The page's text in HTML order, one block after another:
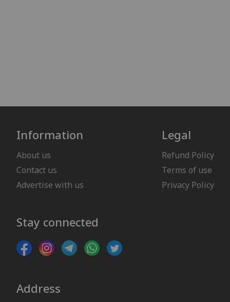
Information
About us
Contact us
Advertise with us
Legal
Refund Policy
Terms of use
Privacy Policy
Stay connected
Address